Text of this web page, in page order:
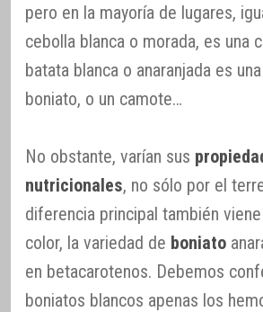
pero en la mayoría de lugares,
cebolla blanca o morada, es una
batata blanca o anaranjada es
boniato, o un camote…
No obstante, varían sus
nutricionales, no sólo por el
diferencia principal también
color, la variedad de boniato
en betacarotenos. Debemos
boniatos blancos apenas los